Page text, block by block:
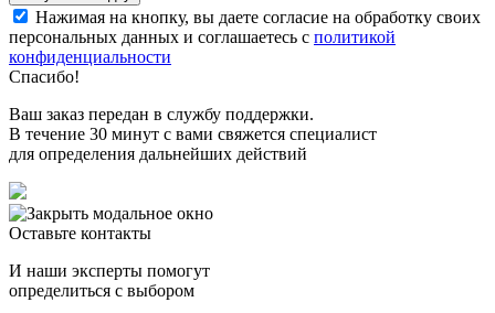
Нажимая на кнопку, вы даете согласие на обработку своих
персональных данных и соглашаетесь с политикой
конфиденциальности
Спасибо!
Ваш заказ передан в службу поддержки.
В течение 30 минут с вами свяжется специалист
для определения дальнейших действий
Оставьте контакты
И наши эксперты помогут
определиться с выбором